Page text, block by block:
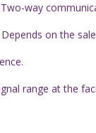
way
on the
range at the